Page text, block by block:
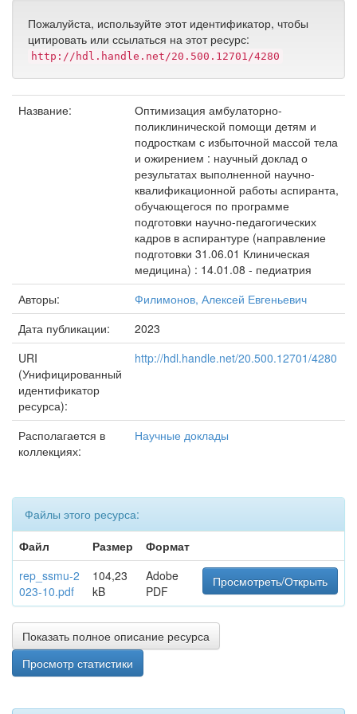
Пожалуйста, используйте этот идентификатор, чтобы
цитировать или ссылаться на этот ресурс:
http://hdl.handle.net/20.500.12701/4280
Название:
Оптимизация амбулаторно-
поликлинической помощи детям и
подросткам с избыточной массой тела
и ожирением : научный доклад о
результатах выполненной научно-
квалификационной работы аспиранта,
обучающегося по программе
подготовки научно-педагогических
кадров в аспирантуре (направление
подготовки 31.06.01 Клиническая
медицина) : 14.01.08 - педиатрия
Авторы:
Филимонов, Алексей Евгеньевич
Дата публикации:
2023
URI
(Унифицированный
идентификатор
ресурса):
http://hdl.handle.net/20.500.12701/4280
Располагается в
коллекциях:
Научные доклады
Файлы этого ресурса:
Файл
Размер
Формат
rep_ssmu-2
023-10.pdf
104,23
kB
Adobe
PDF
Просмотреть/Открыть
Показать полное описание ресурса
Просмотр статистики